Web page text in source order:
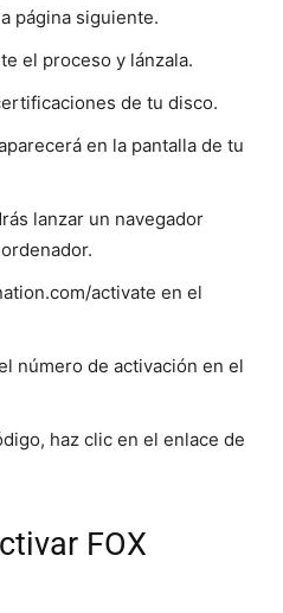
página siguiente.
el proceso y lánzala.
de tu disco.
en la pantalla de tu
lanzar un navegador
activate en el
número de activación en el
haz clic en el enlace de
FOX